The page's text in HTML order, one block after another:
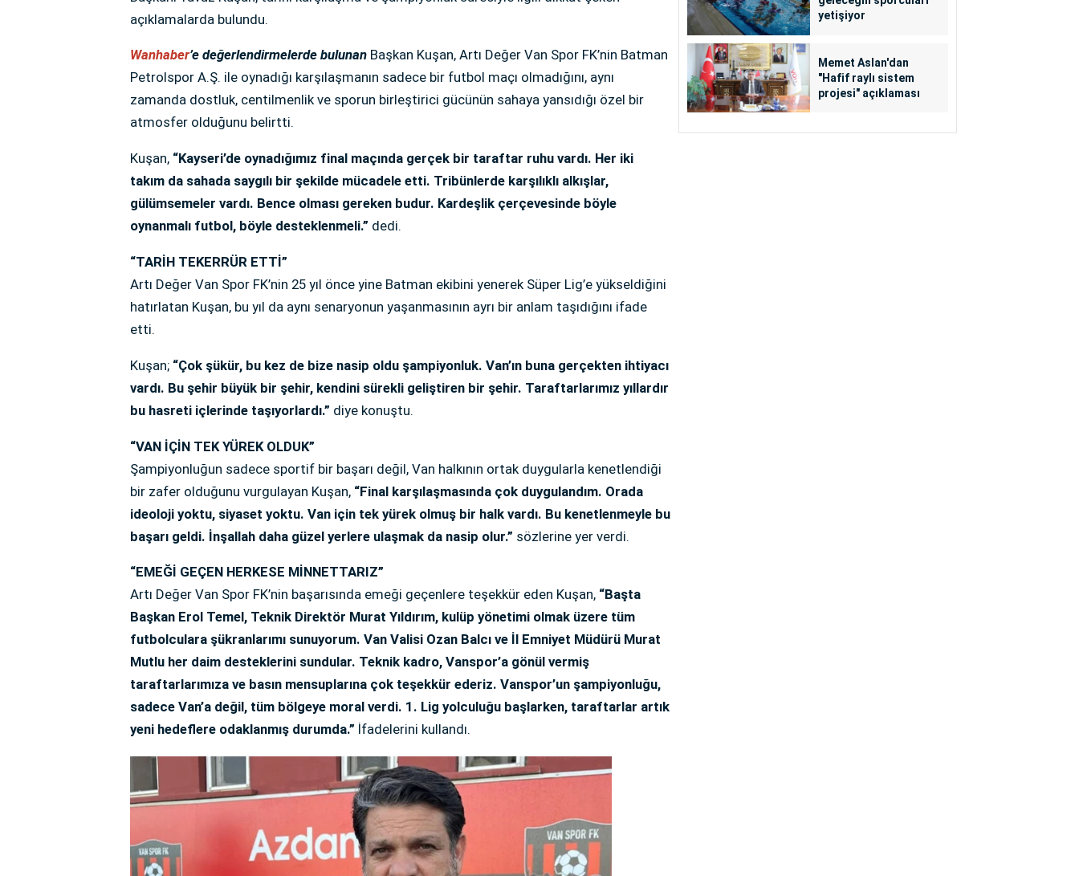
açıklamalarda bulundu.
Wanhaber’e değerlendirmelerde bulunan Başkan Kuşan, Artı Değer Van Spor FK’nin Batman
Petrolspor A.Ş. ile oynadığı karşılaşmanın sadece bir futbol maçı olmadığını, aynı
zamanda dostluk, centilmenlik ve sporun birleştirici gücünün sahaya yansıdığı özel bir
atmosfer olduğunu belirtti.
Kuşan, “Kayseri’de oynadığımız final maçında gerçek bir taraftar ruhu vardı. Her iki
takım da sahada saygılı bir şekilde mücadele etti. Tribünlerde karşılıklı alkışlar,
gülümsemeler vardı. Bence olması gereken budur. Kardeşlik çerçevesinde böyle
oynanmalı futbol, böyle desteklenmeli.” dedi.
“TARİH TEKERRÜR ETTİ”
Artı Değer Van Spor FK’nin 25 yıl önce yine Batman ekibini yenerek Süper Lig’e yükseldiğini
hatırlatan Kuşan, bu yıl da aynı senaryonun yaşanmasının ayrı bir anlam taşıdığını ifade
etti.
Kuşan; “Çok şükür, bu kez de bize nasip oldu şampiyonluk. Van’ın buna gerçekten ihtiyacı
vardı. Bu şehir büyük bir şehir, kendini sürekli geliştiren bir şehir. Taraftarlarımız yıllardır
bu hasreti içlerinde taşıyorlardı.” diye konuştu.
“VAN İÇİN TEK YÜREK OLDUK”
Şampiyonluğun sadece sportif bir başarı değil, Van halkının ortak duygularla kenetlendiği
bir zafer olduğunu vurgulayan Kuşan, “Final karşılaşmasında çok duygulandım. Orada
ideoloji yoktu, siyaset yoktu. Van için tek yürek olmuş bir halk vardı. Bu kenetlenmeyle bu
başarı geldi. İnşallah daha güzel yerlere ulaşmak da nasip olur.” sözlerine yer verdi.
“EMEĞİ GEÇEN HERKESE MİNNETTARIZ”
Artı Değer Van Spor FK’nin başarısında emeği geçenlere teşekkür eden Kuşan, “Başta
Başkan Erol Temel, Teknik Direktör Murat Yıldırım, kulüp yönetimi olmak üzere tüm
futbolculara şükranlarımı sunuyorum. Van Valisi Ozan Balcı ve İl Emniyet Müdürü Murat
Mutlu her daim desteklerini sundular. Teknik kadro, Vanspor’a gönül vermiş
taraftarlarımıza ve basın mensuplarına çok teşekkür ederiz. Vanspor’un şampiyonluğu,
sadece Van’a değil, tüm bölgeye moral verdi. 1. Lig yolculuğu başlarken, taraftarlar artık
yeni hedeflere odaklanmış durumda.” İfadelerini kullandı.
yetişiyor
Memet Aslan'dan
"Hafif raylı sistem
projesi" açıklaması